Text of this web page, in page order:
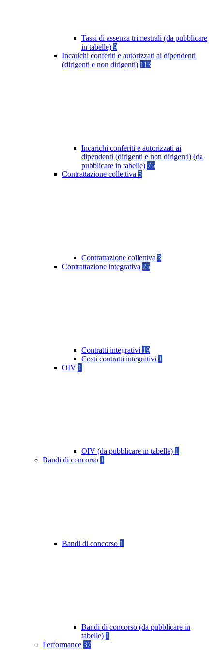
Tassi di assenza trimestrali (da pubblicare
in tabelle) 9
Incarichi conferiti e autorizzati ai dipendenti
(dirigenti e non dirigenti) 113
Incarichi conferiti e autorizzati ai
dipendenti (dirigenti e non dirigenti) (da
pubblicare in tabelle) 75
Contrattazione collettiva 5
Contrattazione collettiva 3
Contrattazione integrativa 25
Contratti integrativi 19
Costi contratti integrativi 1
OIV 1
OIV (da pubblicare in tabelle) 1
Bandi di concorso 1
Bandi di concorso 1
Bandi di concorso (da pubblicare in
tabelle) 1
Performance 37